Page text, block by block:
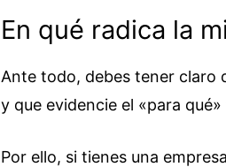
En qué radica la
Ante todo, debes tener claro
y que evidencie el «para
Por ello, si tienes una